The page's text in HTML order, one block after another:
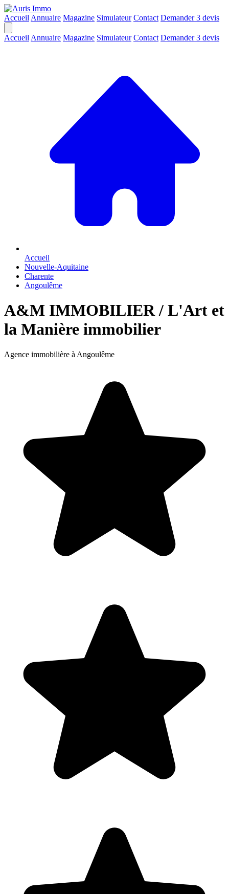
Accueil Annuaire Magazine Simulateur Contact Demander 3 devis
Accueil Annuaire Magazine Simulateur Contact Demander 3 devis
Accueil
Nouvelle-Aquitaine
Charente
Angoulême
A&M IMMOBILIER / L'Art et
la Manière immobilier
Agence immobilière à Angoulême